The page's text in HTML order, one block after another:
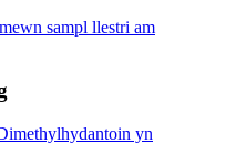
sampl llestri am